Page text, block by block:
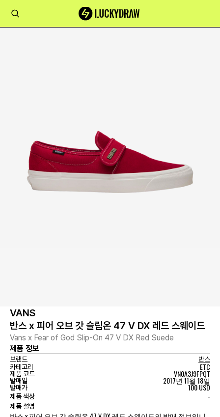
VANS
반스 x 피어 오브 갓 슬립온 47 V DX 레드 스웨이드
Vans x Fear of God Slip-On 47 V DX Red Suede
제품 정보
브랜드
반스
카테고리
ETC
제품 코드 VN0A3J9FPQT
발매일 2017년 11월 18일
발매가 100 USD
제품 색상 -
제품 설명